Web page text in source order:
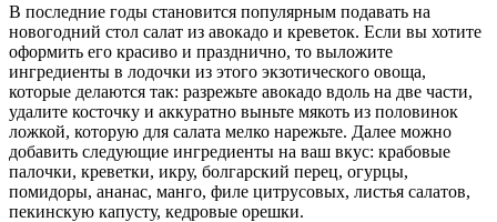
В последние годы становится популярным подавать на
новогодний стол салат из авокадо и креветок. Если вы хотите
оформить его красиво и празднично, то выложите
ингредиенты в лодочки из этого экзотического овоща,
которые делаются так: разрежьте авокадо вдоль на две части,
удалите косточку и аккуратно выньте мякоть из половинок
ложкой, которую для салата мелко нарежьте. Далее можно
добавить следующие ингредиенты на ваш вкус: крабовые
палочки, креветки, икру, болгарский перец, огурцы,
помидоры, ананас, манго, филе цитрусовых, листья салатов,
пекинскую капусту, кедровые орешки.